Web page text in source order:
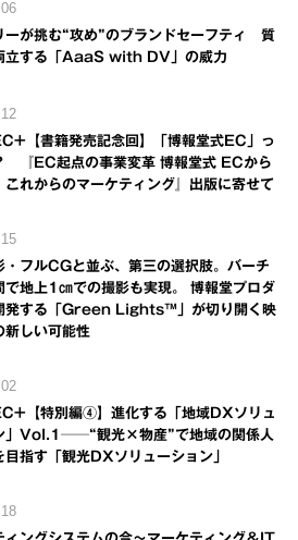
ーが挑む“攻め”のブランドセーフティ 質
立する「AaaS with DV」の威力
【書籍発売記念回】「博報堂式EC」っ
『EC起点の事業変革 博報堂式 ECから
これからのマーケティング』出版に寄せて
・フルCGと並ぶ、第三の選択肢。バーチ
で地上1㎝での撮影も実現。 博報堂プロダ
発する「Green Lights™」が切り開く映
新しい可能性
【特別編④】進化する「地域DXソリュ
」Vol.1──“観光×物産”で地域の関係人
目指す「観光DXソリューション」